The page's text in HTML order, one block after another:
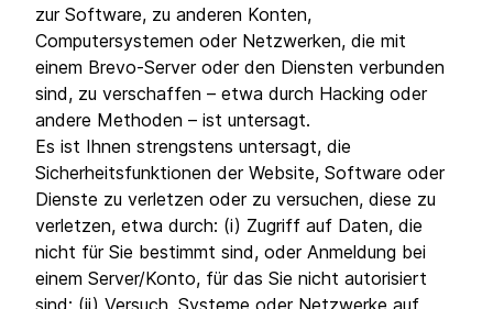
zur Software, zu anderen Konten,
Computersystemen oder Netzwerken, die mit
einem Brevo-Server oder den Diensten verbunden
sind, zu verschaffen – etwa durch Hacking oder
andere Methoden – ist untersagt.
Es ist Ihnen strengstens untersagt, die
Sicherheitsfunktionen der Website, Software oder
Dienste zu verletzen oder zu versuchen, diese zu
verletzen, etwa durch: (i) Zugriff auf Daten, die
nicht für Sie bestimmt sind, oder Anmeldung bei
einem Server/Konto, für das Sie nicht autorisiert
sind; (ii) Versuch, Systeme oder Netzwerke auf